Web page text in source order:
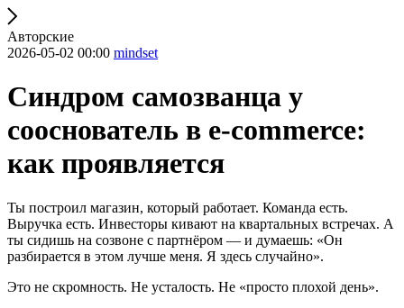
Авторские
2026-05-02 00:00 mindset
Синдром самозванца у
сооснователь в e-commerce:
как проявляется
Ты построил магазин, который работает. Команда есть.
Выручка есть. Инвесторы кивают на квартальных встречах. А
ты сидишь на созвоне с партнёром — и думаешь: «Он
разбирается в этом лучше меня. Я здесь случайно».
Это не скромность. Не усталость. Не «просто плохой день».